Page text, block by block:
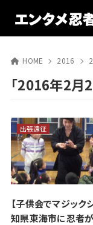
HOME 2016 2
「2016年2月
【子供会でマジック
知県東海市に忍者が
出張遠征